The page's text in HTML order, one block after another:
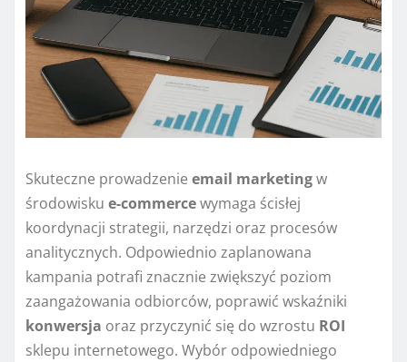
Skuteczne prowadzenie email marketingw
środowisku e-commercewymaga ścisłej
koordynacji strategii, narzędzi oraz procesów
analitycznych. Odpowiednio zaplanowana
kampania potrafi znacznie zwiększyć poziom
zaangażowania odbiorców, poprawić wskaźniki
konwersja oraz przyczynić się do wzrostu ROI
sklepu internetowego. Wybór odpowiedniego